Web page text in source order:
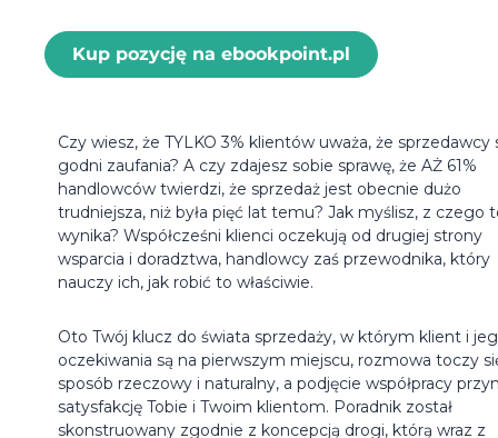
Kup pozycję na ebookpoint.pl
Czy wiesz, że TYLKO 3% klientów uważa, że sprzedawcy
godni zaufania? A czy zdajesz sobie sprawę, że AŻ 61%
handlowców twierdzi, że sprzedaż jest obecnie dużo
trudniejsza, niż była pięć lat temu? Jak myślisz, z czego
wynika? Współcześni klienci oczekują od drugiej strony
wsparcia i doradztwa, handlowcy zaś przewodnika, który
nauczy ich, jak robić to właściwie.
Oto Twój klucz do świata sprzedaży, w którym klient i
oczekiwania są na pierwszym miejscu, rozmowa toczy
sposób rzeczowy i naturalny, a podjęcie współpracy
satysfakcję Tobie i Twoim klientom. Poradnik został
skonstruowany zgodnie z koncepcją drogi, którą wraz z